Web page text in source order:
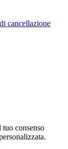
cancellazione
consenso